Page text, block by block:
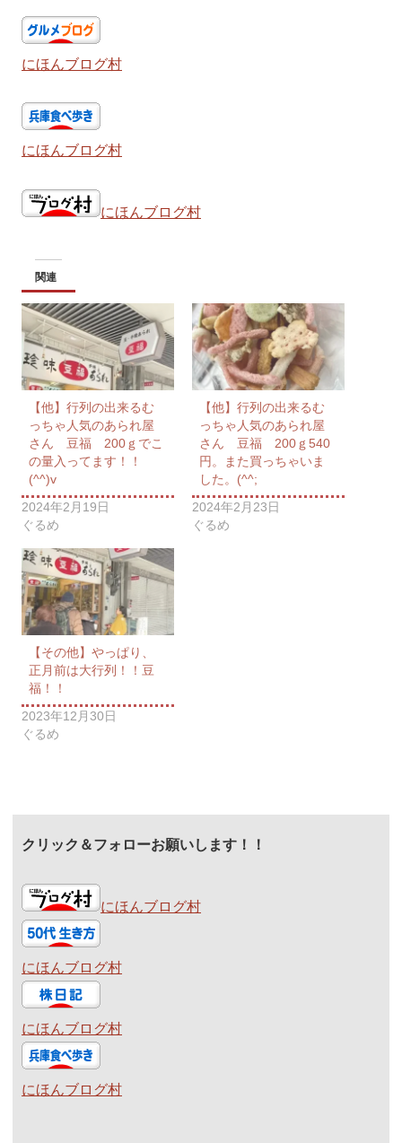
にほんブログ村
にほんブログ村
にほんブログ村
関連
【他】行列の出来るむ
っちゃ人気のあられ屋
さん 豆福 200ｇでこ
の量入ってます！！
(^^)v
2024年2月19日
ぐるめ
【他】行列の出来るむ
っちゃ人気のあられ屋
さん 豆福 200ｇ540
円。また買っちゃいま
した。(^^;
2024年2月23日
ぐるめ
【その他】やっぱり、
正月前は大行列！！豆
福！！
2023年12月30日
ぐるめ
クリック＆フォローお願いします！！
にほんブログ村
にほんブログ村
にほんブログ村
にほんブログ村